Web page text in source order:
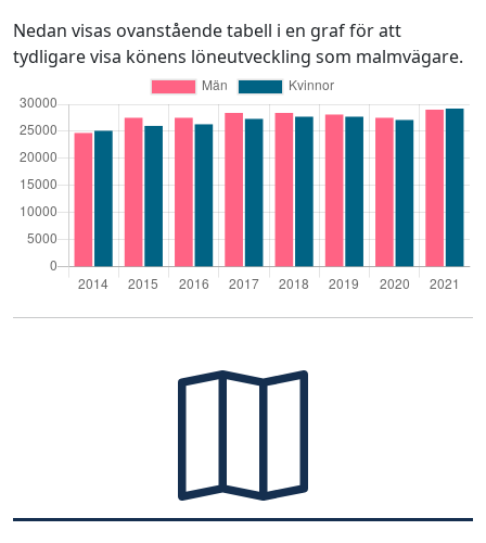
Nedan visas ovanstående tabell i en graf för att
tydligare visa könens löneutveckling som malmvägare.